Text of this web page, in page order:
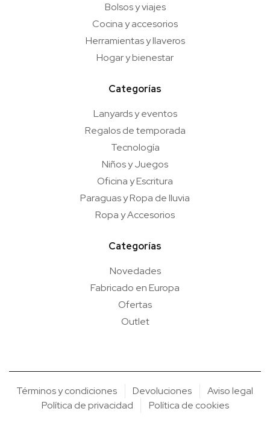
Bolsos y viajes
Cocina y accesorios
Herramientas y llaveros
Hogar y bienestar
Categorías
Lanyards y eventos
Regalos de temporada
Tecnología
Niños y Juegos
Oficina y Escritura
Paraguas y Ropa de lluvia
Ropa y Accesorios
Categorías
Novedades
Fabricado en Europa
Ofertas
Outlet
Términos y condiciones Devoluciones
Aviso legal
Política de privacidad
Política de cookies